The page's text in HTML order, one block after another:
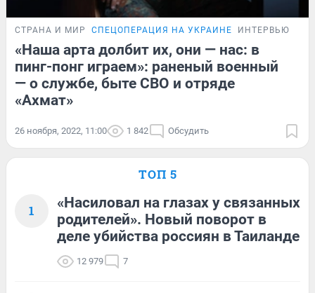
СТРАНА И МИР СПЕЦОПЕРАЦИЯ НА УКРАИНЕ ИНТЕРВЬЮ
«Наша арта долбит их, они — нас: в
пинг-понг играем»: раненый военный
— о службе, быте СВО и отряде
«Ахмат»
26 ноября, 2022, 11:00 1 842 Обсудить
ТОП 5
1
«Насиловал на глазах у связанных
родителей». Новый поворот в
деле убийства россиян в Таиланде
12 979 7